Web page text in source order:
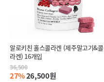
알로키친 홀스콜라겐 (제주말고기&콜
라겐) 16개입
36,500
27%26,500원